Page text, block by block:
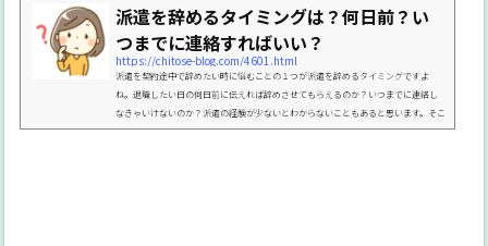
働く期間を決めて契約をしている派遣の仕事はその期間が...
派遣を辞めるタイミングは？何日前？い
つまでに連絡すればいい？
https://chitose-blog.com/4601.html
派遣を契約途中で辞めたい時に悩むことの１つが派遣を辞めるタイミングですよ
ね。退職したい日の何日前に伝えれば辞めさせてもらえるのか？いつまでに連絡し
なきゃいけないのか？派遣の経験が少ないとわからないこともあると思います。そこ
で今回は派遣を辞めるタイミングや何日前までの連絡が必要なのかなど派遣を契約